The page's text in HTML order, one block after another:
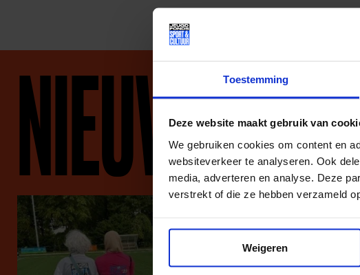
Toestemming
Deze website maakt gebruik van
We gebruiken cookies om content en
websiteverkeer te analyseren. Ook
media, adverteren en analyse. Deze
verstrekt of die ze hebben verzameld
Weigeren
NIEUWS
Amina: 'Rijk
gezonde